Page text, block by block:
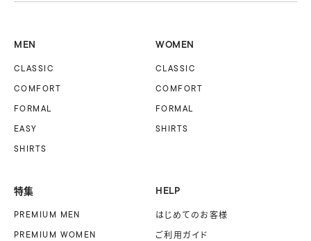
MEN
CLASSIC
COMFORT
FORMAL
EASY
SHIRTS
WOMEN
CLASSIC
COMFORT
FORMAL
SHIRTS
特集
PREMIUM MEN
PREMIUM WOMEN
HELP
はじめてのお客様
ご利用ガイド